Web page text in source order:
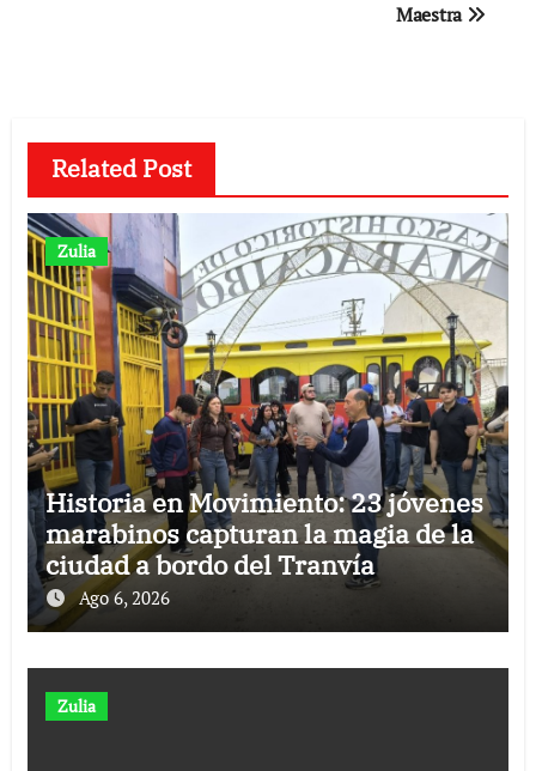
Maestra
Related Post
Zulia
Historia en Movimiento: 23 jóvenes
marabinos capturan la magia de la
ciudad a bordo del Tranvía
Ago 6, 2026
Zulia